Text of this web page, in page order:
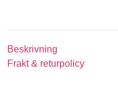
Beskrivning
Frakt & returpolicy